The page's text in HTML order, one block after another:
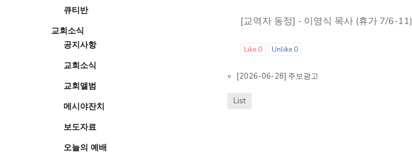
[교역자 동정] - 이영식 목사 (휴가 7/6-11)
Like 0 Unlike 0
« [2026-06-28] 주보광고
List
큐티반
교회소식
공지사항
교회소식
교회앨범
메시야잔치
보도자료
오늘의 예배